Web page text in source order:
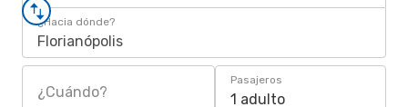
¿Hacia dónde?
Florianópolis
¿Cuándo?
Pasajeros
1 adulto